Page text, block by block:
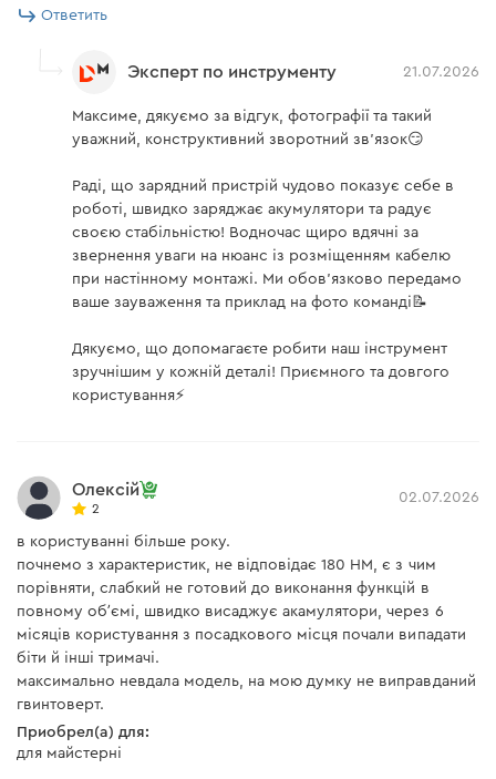
Аккумуляторная батарея
Аккумуляторный ударный винтоверт Dnipro-M
TD-12 (без АКБ и ЗУ)
Аккумуляторный ударный
винтоверт
есть
Зарядное устройство нет
Зарядное устройство Dnipro-M FC-124
Инструкция пользователя
Скачать инструкцию к "Аккумуляторная батарея Dnipro-
M BP-125 4 Ач"
Скачать инструкцию к "Аккумуляторный ударный
винтоверт Dnipro-M TD-12 (без АКБ и ЗУ)"
Скачать инструкцию к "Зарядное устройство Dnipro-M
Ответить
Эксперт по инструменту 21.07.2026
Максиме, дякуємо за відгук, фотографії та такий
уважний, конструктивний зворотний зв'язок😏
Раді, що зарядний пристрій чудово показує себе в
роботі, швидко заряджає акумулятори та радує
своєю стабільністю! Водночас щиро вдячні за
звернення уваги на нюанс із розміщенням кабелю
при настінному монтажі. Ми обов'язково передамо
ваше зауваження та приклад на фото команді📝
Дякуємо, що допомагаєте робити наш інструмент
зручнішим у кожній деталі! Приємного та довгого
користування⚡
Олексій
2
02.07.2026
в користуванні більше року.
почнемо з характеристик, не відповідає 180 НМ, є з чим
порівняти, слабкий не готовий до виконання функцій в
повному обʼємі, швидко висаджує акамулятори, через 6
місяців користування з посадкового місця почали випадати
біти й інші тримачі.
максимально невдала модель, на мою думку не виправданий
гвинтоверт.
Приобрел(а) для:
для майстерні